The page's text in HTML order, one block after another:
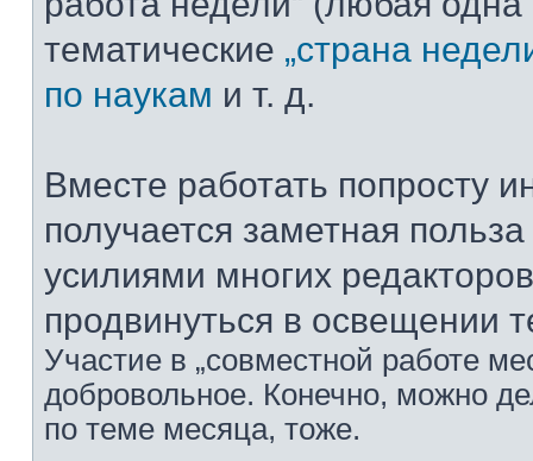
тематические „страна
по наукам и т. д.
Вместе работать попросту
получается заметная
усилиями многих
продвинуться в освещении
Участие в „совместной работе
добровольное. Конечно, можно
по теме месяца, тоже.